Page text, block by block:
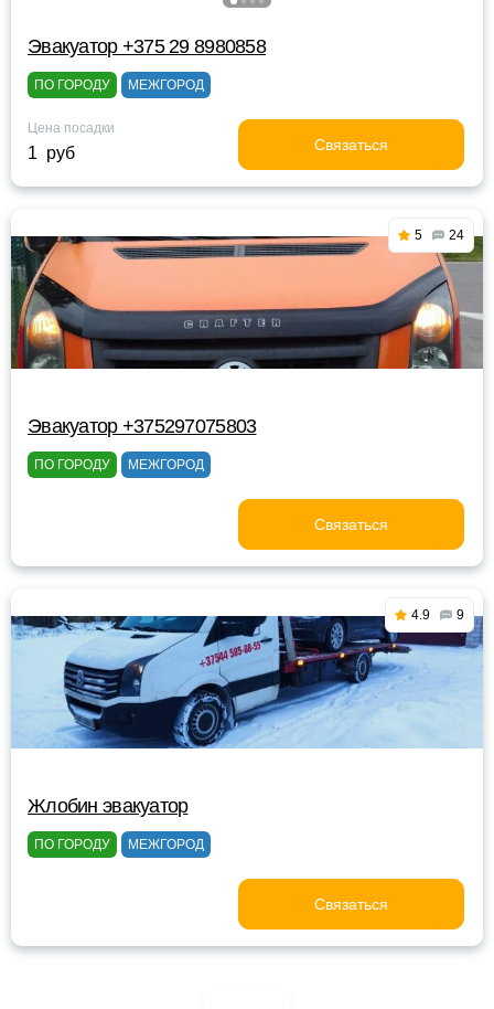
Эвакуатор +375 29 8980858
ПО ГОРОДУ МЕЖГОРОД
Цена посадки
1 руб Связаться
5 24
Эвакуатор +375297075803
ПО ГОРОДУ МЕЖГОРОД
Связаться
4.9 9
Жлобин эвакуатор
ПО ГОРОДУ МЕЖГОРОД
Связаться